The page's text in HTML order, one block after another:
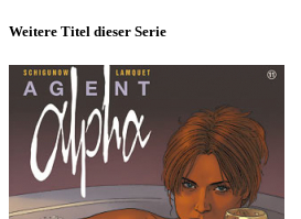
Weitere Titel dieser Serie